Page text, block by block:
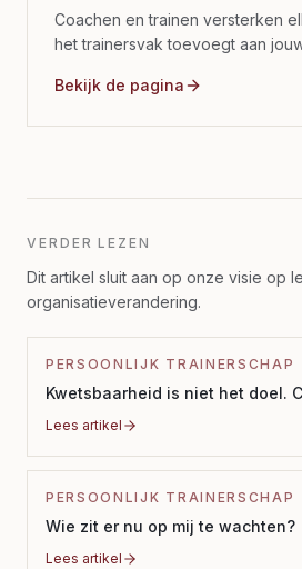
Coachen en trainen versterken
het trainersvak toevoegt aan
Bekijk de pagina
VERDER LEZEN
Dit artikel sluit aan op onze visie op
organisatieverandering.
PERSOONLIJK TRAINERSCHAP
Kwetsbaarheid is niet het doel.
Lees artikel
PERSOONLIJK TRAINERSCHAP
Wie zit er nu op mij te wachten?
Lees artikel